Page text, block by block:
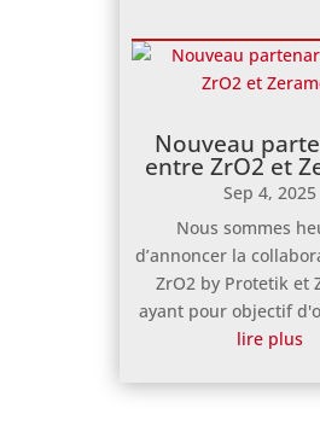
Nouveau
entre ZrO2 et
Sep 4, 2025
Nous sommes
d’annoncer la
ZrO2 by Protetik et
ayant pour objectif
lire plus